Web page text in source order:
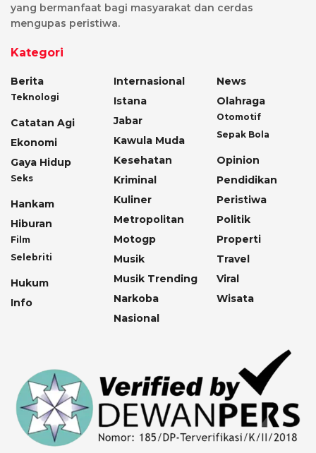
yang bermanfaat bagi masyarakat dan cerdas
mengupas peristiwa.
Kategori
Berita
Teknologi
Catatan Agi
Ekonomi
Gaya Hidup
Seks
Hankam
Hiburan
Film
Selebriti
Hukum
Info
Internasional
Istana
Jabar
Kawula Muda
Kesehatan
Kriminal
Kuliner
Metropolitan
Motogp
Musik
Musik Trending
Narkoba
Nasional
News
Olahraga
Otomotif
Sepak Bola
Opinion
Pendidikan
Peristiwa
Politik
Properti
Travel
Viral
Wisata